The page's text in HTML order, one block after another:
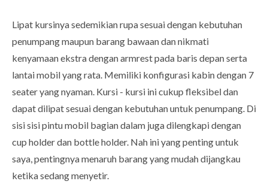
Lipat kursinya sedemikian rupa sesuai dengan kebutuhan
penumpang maupun barang bawaan dan nikmati
kenyamaan ekstra dengan armrest pada baris depan serta
lantai mobil yang rata. Memiliki konfigurasi kabin dengan 7
seater yang nyaman. Kursi - kursi ini cukup fleksibel dan
dapat dilipat sesuai dengan kebutuhan untuk penumpang. Di
sisi sisi pintu mobil bagian dalam juga dilengkapi dengan
cup holder dan bottle holder. Nah ini yang penting untuk
saya, pentingnya menaruh barang yang mudah dijangkau
ketika sedang menyetir.